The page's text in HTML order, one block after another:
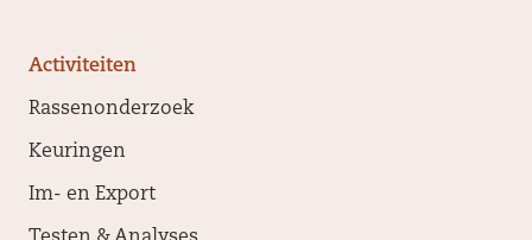
Activiteiten
Rassenonderzoek
Keuringen
Im- en Export